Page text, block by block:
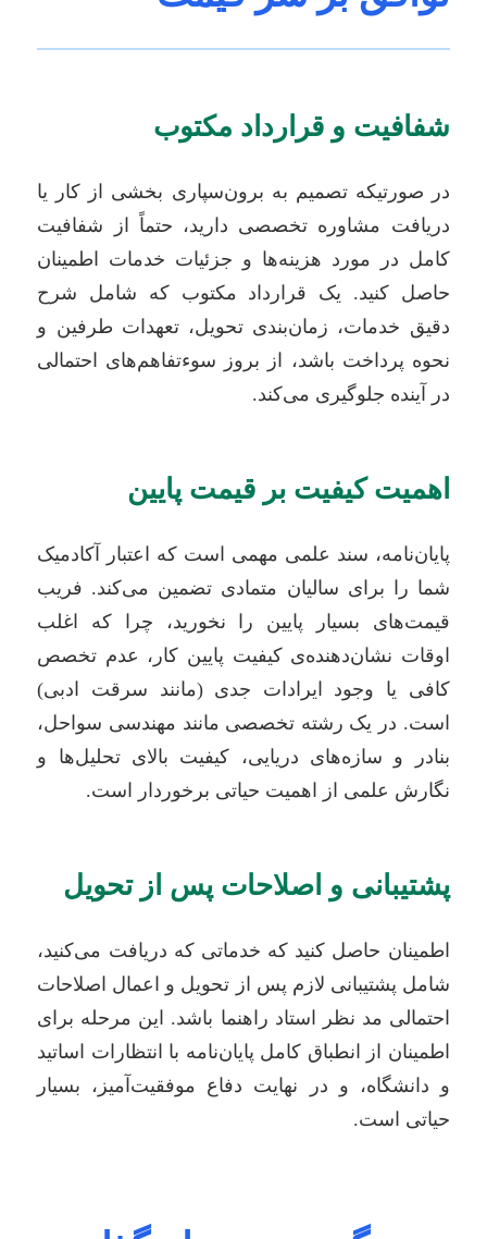
شفافیت و قرارداد مکتوب
در صورتیکه تصمیم به برون‌سپاری بخشی از کار یا
دریافت مشاوره تخصصی دارید، حتماً از شفافیت
کامل در مورد هزینه‌ها و جزئیات خدمات اطمینان
حاصل کنید. یک قرارداد مکتوب که شامل شرح
دقیق خدمات، زمان‌بندی تحویل، تعهدات طرفین و
نحوه پرداخت باشد، از بروز سوءتفاهم‌های احتمالی
در آینده جلوگیری می‌کند.
اهمیت کیفیت بر قیمت پایین
پایان‌نامه، سند علمی مهمی است که اعتبار آکادمیک
شما را برای سالیان متمادی تضمین می‌کند. فریب
قیمت‌های بسیار پایین را نخورید، چرا که اغلب
اوقات نشان‌دهنده‌ی کیفیت پایین کار، عدم تخصص
کافی یا وجود ایرادات جدی (مانند سرقت ادبی)
است. در یک رشته تخصصی مانند مهندسی سواحل،
بنادر و سازه‌های دریایی، کیفیت بالای تحلیل‌ها و
نگارش علمی از اهمیت حیاتی برخوردار است.
پشتیبانی و اصلاحات پس از تحویل
اطمینان حاصل کنید که خدماتی که دریافت می‌کنید،
شامل پشتیبانی لازم پس از تحویل و اعمال اصلاحات
احتمالی مد نظر استاد راهنما باشد. این مرحله برای
اطمینان از انطباق کامل پایان‌نامه با انتظارات اساتید
و دانشگاه، و در نهایت دفاع موفقیت‌آمیز، بسیار
حیاتی است.